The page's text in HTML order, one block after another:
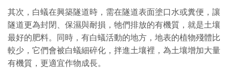
其次，白蟻在興築隧道時，需在隧道表面塗口水或糞便，讓
隧道更為封閉、保濕與耐損，牠們排放的有機質，就是土壤
最好的肥料。同時，有白蟻活動的地方，地表的植物殘體比
較少，它們會被白蟻細碎化，拌進土壤裡，為土壤增加大量
有機質，更適宜作物成長。